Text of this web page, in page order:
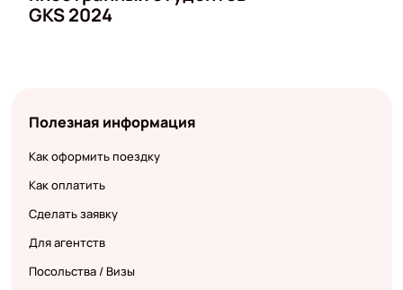
GKS 2024
Полезная информация
Как оформить поездку
Как оплатить
Сделать заявку
Для агентств
Посольства / Визы